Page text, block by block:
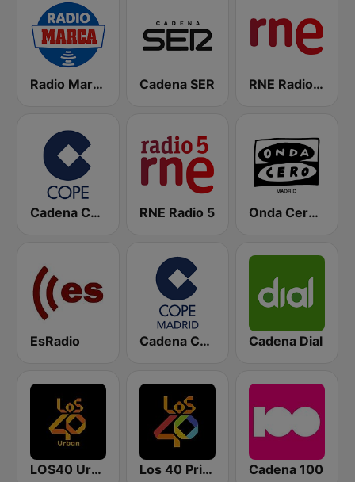
Radio Marca Nacional Cadena SER RNE Radio Nacional
Cadena COPE RNE Radio 5 Onda Cero Madrid
EsRadio Cadena COPE Madrid Cadena Dial
LOS40 Urban Los 40 Principales Cadena 100